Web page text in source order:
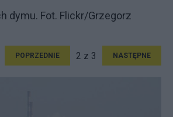
dymu. Fot. Flickr/Grzegorz
POPRZEDNIE 2 z 3 NASTĘPNE